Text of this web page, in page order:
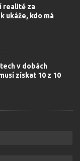
realitě za
ukáže, kdo má
v dobách
získat 10 z 10